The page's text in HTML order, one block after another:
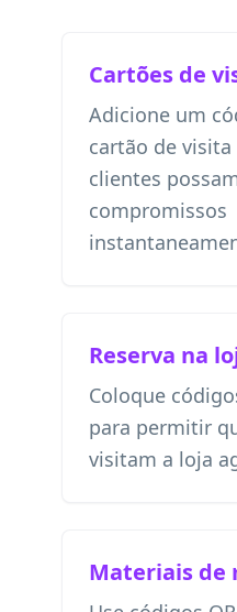
Cartões de
Adicione um
cartão de visita
clientes
compromissos
Reserva na
Coloque
para permitir
visitam a loja
Materiais de